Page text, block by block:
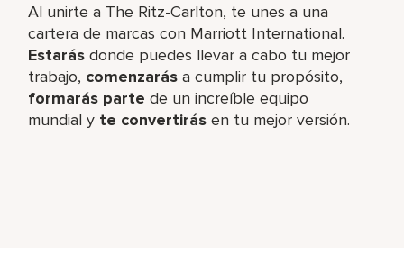
Al unirte a The Ritz-Carlton, te unes a una
cartera de marcas con Marriott International.
Estarás donde puedes llevar a cabo tu mejor
trabajo, comenzarás a cumplir tu propósito,
formarás parte de un increíble equipo
mundial y te convertirás en tu mejor versión.